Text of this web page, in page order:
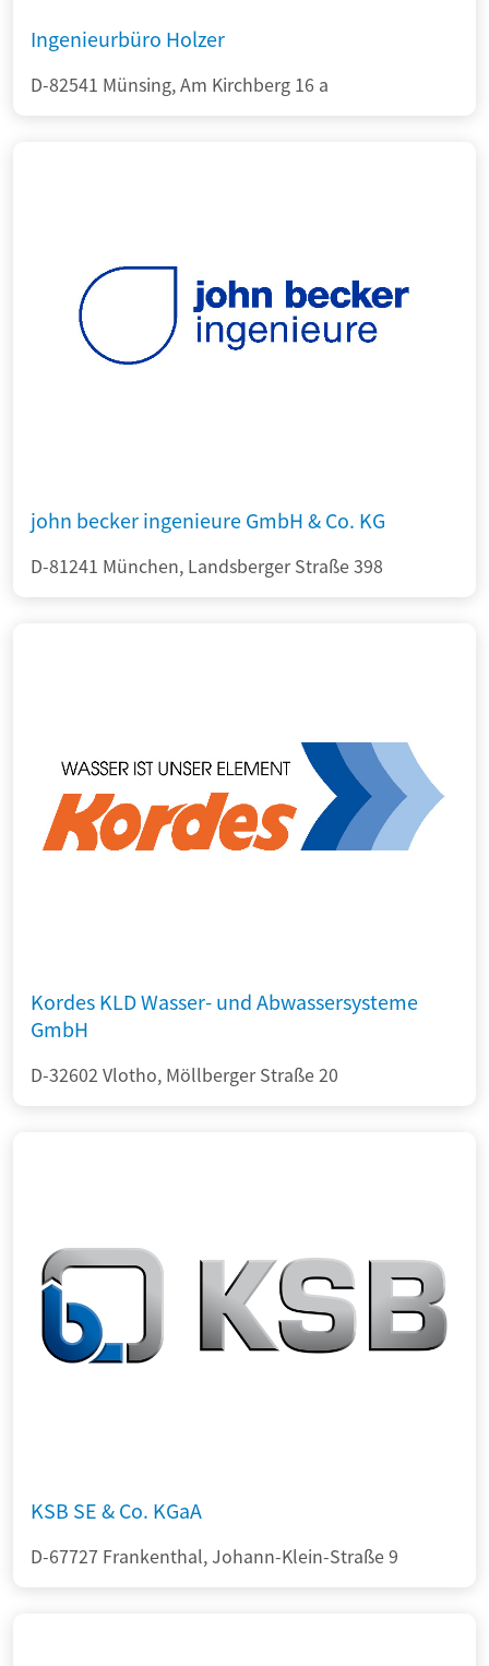
Ingenieurbüro Holzer
D-82541 Münsing, Am Kirchberg 16 a
john becker ingenieure GmbH & Co. KG
D-81241 München, Landsberger Straße 398
Kordes KLD Wasser- und Abwassersysteme
GmbH
D-32602 Vlotho, Möllberger Straße 20
KSB SE & Co. KGaA
D-67727 Frankenthal, Johann-Klein-Straße 9